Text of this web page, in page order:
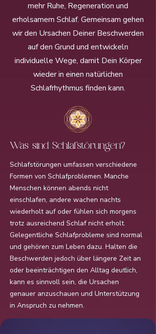
mehr Ruhe, Regeneration und
erholsamem Schlaf. Gemeinsam gehen
wir den Ursachen Deiner Beschwerden
auf den Grund und entwickeln
individuelle Wege, damit Dein Körper
wieder in einen natürlichen
Schlafrhythmus finden kann.
Was sind Schlafstörungen?
Schlafstörungen umfassen verschiedene
Formen von Schlafproblemen. Manche
Menschen können abends nicht
einschlafen, andere wachen nachts
wiederholt auf oder fühlen sich morgens
trotz ausreichend Schlaf nicht erholt.
Gelegentliche Schlafprobleme sind normal
und gehören zum Leben dazu. Halten die
Beschwerden jedoch über längere Zeit an
oder beeinträchtigen den Alltag deutlich,
kann es sinnvoll sein, die Ursachen
genauer anzuschauen und Unterstützung
in Anspruch zu nehmen.